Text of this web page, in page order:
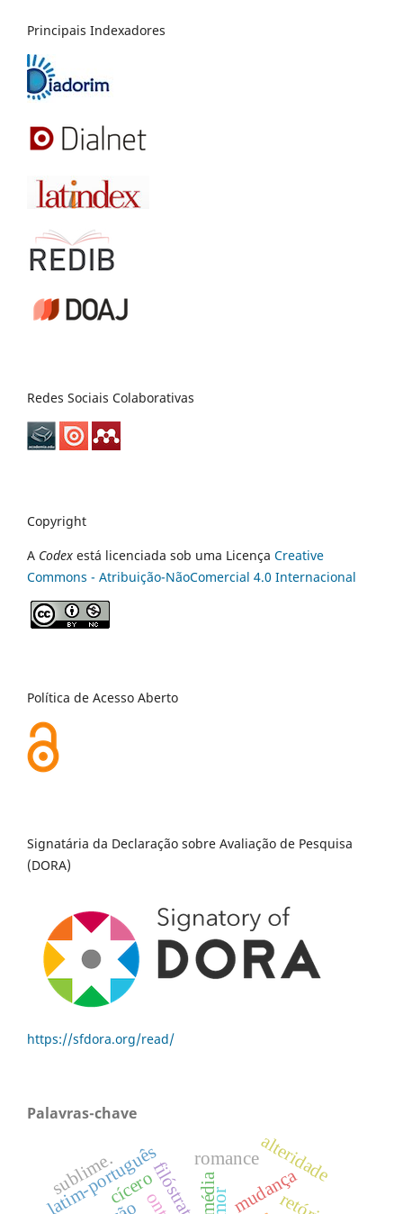
Principais Indexadores
Redes Sociais Colaborativas
Copyright
A Codex está licenciada sob uma Licença Creative
Commons - Atribuição-NãoComercial 4.0 Internacional
Política de Acesso Aberto
Signatária da Declaração sobre Avaliação de Pesquisa
(DORA)
https://sfdora.org/read/
Palavras-chave
mudança
cícero
alteridade
latim-português romance
sublime. filóstrato